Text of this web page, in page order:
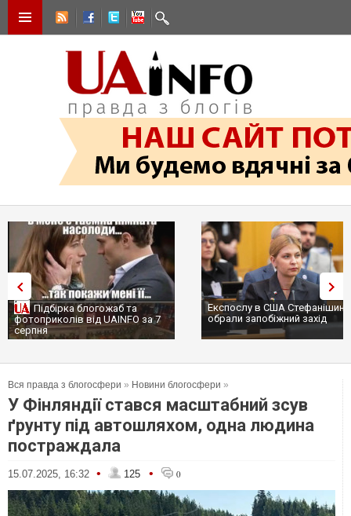
Підбірка блогожаб та
фотоприколів від UAINFO за 7
серпня
Експослу в США
обрали запобіжний захід
Вся правда з блогосфери » Новини блогосфери »
У Фінляндії стався масштабний зсув
ґрунту під автошляхом, одна людина
постраждала
15.07.2025, 16:32 • 125 • 0